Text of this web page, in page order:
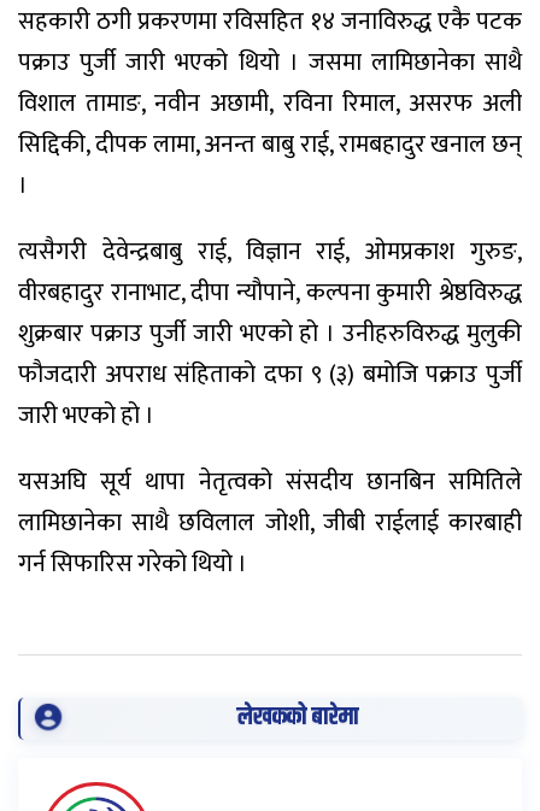
सहकारी ठगी प्रकरणमा रविसहित १४ जनाविरुद्ध एकै पटक
पक्राउ पुर्जी जारी भएको थियो । जसमा लामिछानेका साथै
विशाल तामाङ, नवीन अछामी, रविना रिमाल, असरफ अली
सिद्दिकी, दीपक लामा, अनन्त बाबु राई, रामबहादुर खनाल छन्
।
त्यसैगरी देवेन्द्रबाबु राई, विज्ञान राई, ओमप्रकाश गुरुङ,
वीरबहादुर रानाभाट, दीपा न्यौपाने, कल्पना कुमारी श्रेष्ठविरुद्ध
शुक्रबार पक्राउ पुर्जी जारी भएको हो । उनीहरुविरुद्ध मुलुकी
फौजदारी अपराध संहिताको दफा ९ (३) बमोजि पक्राउ पुर्जी
जारी भएको हो ।
यसअघि सूर्य थापा नेतृत्वको संसदीय छानबिन समितिले
लामिछानेका साथै छविलाल जोशी, जीबी राईलाई कारबाही
गर्न सिफारिस गरेको थियो ।
लेखकको बारेमा